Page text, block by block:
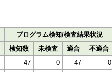
プログラム検知/検査結果状況
検知数 未検査 適合
不適合
47 0 47
0